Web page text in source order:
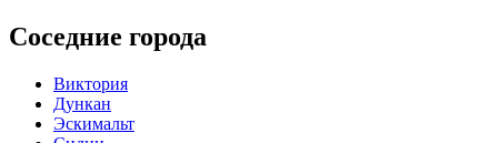
Соседние города
Виктория
Дункан
Эскимальт